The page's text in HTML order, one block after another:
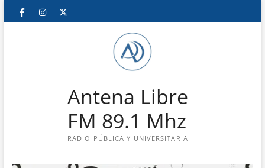
Saltar
FacebookInstagram
Antena Libre
FM 89.1 Mhz
RADIO PÚBLICA Y UNIVERSITARIA